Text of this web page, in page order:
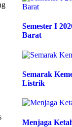
Semester I
Barat
Semarak
Listrik
Menjaga